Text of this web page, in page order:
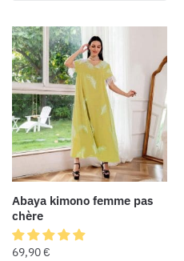
Abaya kimono femme pas
chère
69,90€